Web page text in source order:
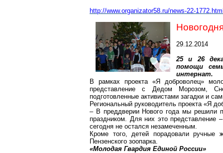
http://www.organizator58.ru/news-22-
29.12.2014
25 и 26
помощи
интернат.
В рамках проекта «Я доброволец»
представление с Дедом Морозом,
подготовленные активистами загадки и
Региональный руководитель проекта «Я
– В преддверии Нового года мы решили
праздником. Для них это представление
сегодня не остался незамеченным.
Кроме того, детей порадовали ручные
Пензенского зоопарка.
«Молодая Гвардия Единой России»